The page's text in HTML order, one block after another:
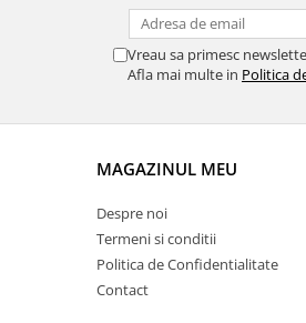
Vreau sa primesc
Afla mai multe in Politica
MAGAZINUL MEU
Despre noi
Termeni si conditii
Politica de Confidentialitate
Contact